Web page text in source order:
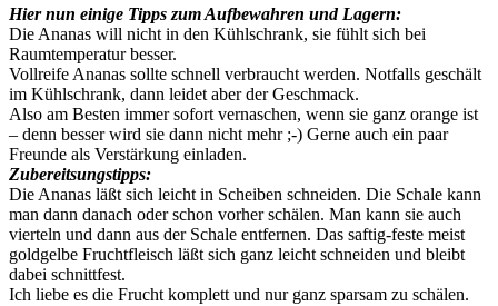
Hier nun einige Tipps zum Aufbewahren und Lagern:
Die Ananas will nicht in den Kühlschrank, sie fühlt sich bei
Raumtemperatur besser.
Vollreife Ananas sollte schnell verbraucht werden. Notfalls geschält
im Kühlschrank, dann leidet aber der Geschmack.
Also am Besten immer sofort vernaschen, wenn sie ganz orange ist
– denn besser wird sie dann nicht mehr ;-) Gerne auch ein paar
Freunde als Verstärkung einladen.
Zubereitsungstipps:
Die Ananas läßt sich leicht in Scheiben schneiden. Die Schale kann
man dann danach oder schon vorher schälen. Man kann sie auch
vierteln und dann aus der Schale entfernen. Das saftig-feste meist
goldgelbe Fruchtfleisch läßt sich ganz leicht schneiden und bleibt
dabei schnittfest.
Ich liebe es die Frucht komplett und nur ganz sparsam zu schälen.